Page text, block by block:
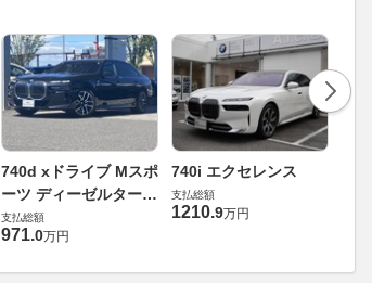
740d xドライブ Mスポ
ーツ ディーゼルターボ
4WD
支払総額
971.0万円
740i エクセレンス
支払総額
1210.9万円